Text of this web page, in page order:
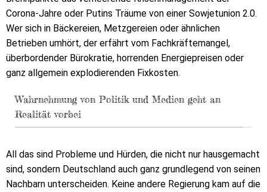
Corona-Jahre oder Putins Träume von einer Sowjetunion 2.0.
Wer sich in Bäckereien, Metzgereien oder ähnlichen
Betrieben umhört, der erfährt vom Fachkräftemangel,
überbordender Bürokratie, horrenden Energiepreisen oder
ganz allgemein explodierenden Fixkosten.
Wahrnehmung von Politik und Medien geht an
Realität vorbei
All das sind Probleme und Hürden, die nicht nur hausgemacht
sind, sondern Deutschland auch ganz grundlegend von seinen
Nachbarn unterscheiden. Keine andere Regierung kam auf die